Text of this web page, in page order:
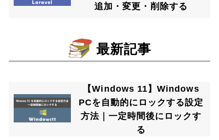
追加・変更・削除する
最新記事
【Windows 11】Windows
PCを自動的にロックする設定
方法｜一定時間後にロックす
る